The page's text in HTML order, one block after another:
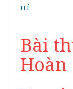
HÍ
Bài
Hoàn